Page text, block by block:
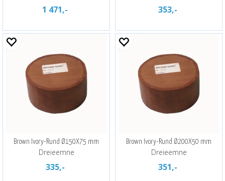
1 471,- 353,-
Brown Ivory-Rund Ø150X75 mm
Dreieemne
335,-
Brown Ivory-Rund Ø200X50 mm
Dreieemne
351,-